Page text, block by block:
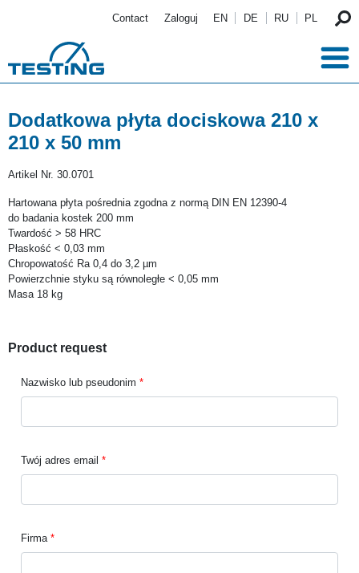
Contact Zaloguj EN DE RU PL
Dodatkowa płyta dociskowa 210 x
210 x 50 mm
Artikel Nr. 30.0701
Hartowana płyta pośrednia zgodna z normą DIN EN 12390-4
do badania kostek 200 mm
Twardość > 58 HRC
Płaskość < 0,03 mm
Chropowatość Ra 0,4 do 3,2 µm
Powierzchnie styku są równoległe < 0,05 mm
Masa 18 kg
Product request
Nazwisko lub pseudonim
Twój adres email
Firma